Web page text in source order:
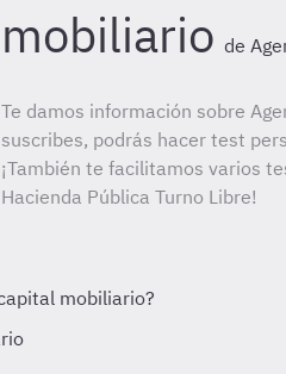
mobiliario de
Te damos información sobre
suscribes, podrás hacer test
¡También te facilitamos varios
Hacienda Pública Turno Libre!